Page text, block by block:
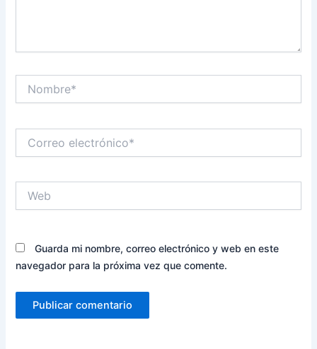
electrónico*
Guarda mi nombre, correo electrónico y web en este
navegador para la próxima vez que comente.